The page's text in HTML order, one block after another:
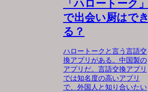
「ハロートーク」
で出会い厨はでき
る？
ハロートークと言う言語交
換アプリがある。中国製の
アプリだ。言語交換アプリ
では知名度の高いアプリ
で、外国人と知り合いたい